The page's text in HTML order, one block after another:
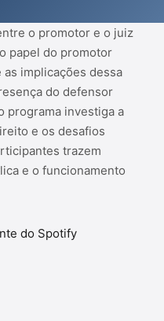
o promotor e o juiz
papel do promotor
implicações dessa
do defensor
programa investiga a
e os desafios
trazem
e o funcionamento
do Spotify